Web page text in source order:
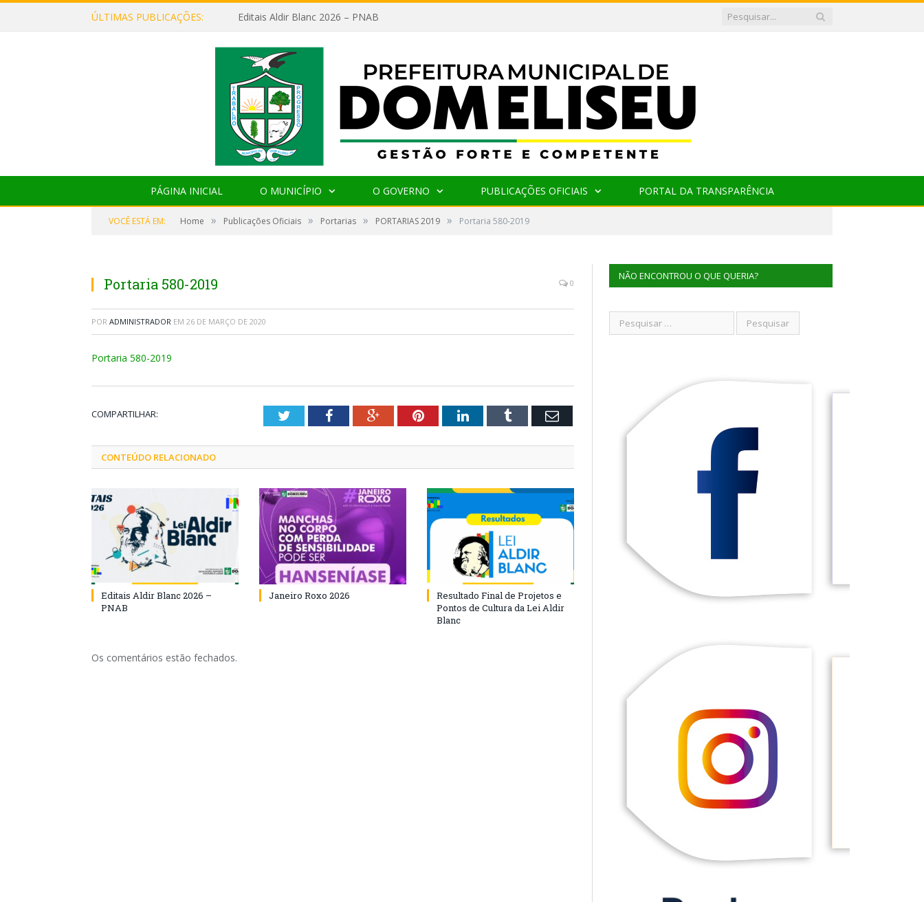
ÚLTIMAS PUBLICAÇÕES: Editais Aldir Blanc 2026 – PNAB
PÁGINA INICIAL O MUNICÍPIO O GOVERNO PUBLICAÇÕES OFICIAIS PORTAL DA TRANSPARÊNCIA
VOCÊ ESTÁ EM: Home » Publicações Oficiais » Portarias » PORTARIAS 2019 » Portaria 580-2019
Portaria 580-2019 0
POR ADMINISTRADOR EM 26 DE MARÇO DE 2020
Portaria 580-2019
COMPARTILHAR: TwitterFacebookGoogle+PinterestLinkedInTumblr Email
CONTEÚDO RELACIONADO
Editais Aldir Blanc 2026 –
PNAB
Janeiro Roxo 2026
Resultado Final de Projetos e
Pontos de Cultura da Lei Aldir
Blanc
Os comentários estão fechados.
NÃO ENCONTROU O QUE QUERIA?